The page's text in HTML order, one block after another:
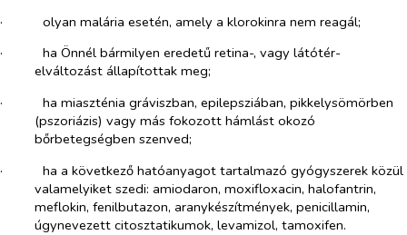
·​
olyan malária esetén, amely a klorokinra nem reagál;
·​
ha Önnél bármilyen eredetű retina-, vagy látótér-
elváltozást állapítottak meg;
·​
ha miaszténia gráviszban, epilepsziában, pikkelysömörben
(pszoriázis) vagy más fokozott hámlást okozó
bőrbetegségben szenved;
·​
ha a következő hatóanyagot tartalmazó gyógyszerek közül
valamelyiket szedi: amiodaron, moxifloxacin, halofantrin,
meflokin, fenilbutazon, aranykészítmények, penicillamin,
úgynevezett citosztatikumok, levamizol, tamoxifen.